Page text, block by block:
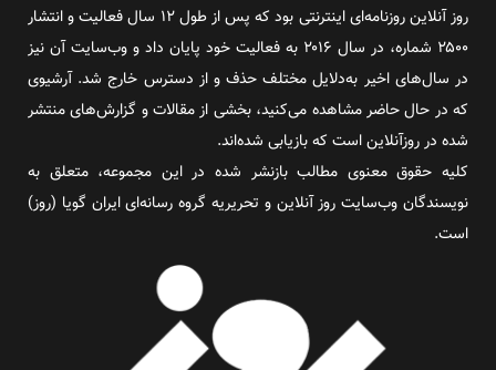
روز آنلاین روزنامه‌ای اینترنتی بود که پس از طول ۱۲ سال فعالیت و انتشار
۲۵۰۰ شماره، در سال ۲۰۱۶ به فعالیت خود پایان داد و وب‌سایت آن نیز
در سال‌های اخیر به‌دلایل مختلف حذف و از دسترس خارج شد. آرشیوی
که در حال حاضر مشاهده می‌کنید، بخشی از مقالات و گزارش‌های منتشر
شده در روزآنلاین است که بازیابی شده‌اند.
کلیه حقوق معنوی مطالب بازنشر شده در این مجموعه، متعلق به
نویسندگان وب‌سایت روز آنلاین و تحریریه گروه رسانه‌ای ایران گویا (روز)
است.